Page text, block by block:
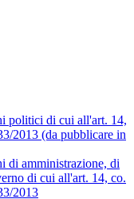
politici di cui all'art. 14,
2013 (da pubblicare in
di amministrazione, di
di cui all'art. 14, co.
2013